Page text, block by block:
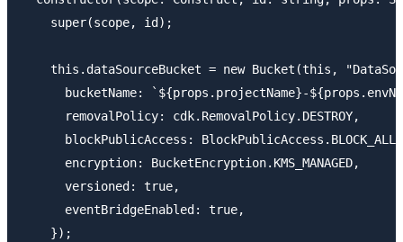
    super(scope, id);
this.dataSourceBucket = new Bucket(this,
bucketName: `${props.projectName}-
      removalPolicy: cdk.RemovalPolicy.DESTROY,
      blockPublicAccess: BlockPublicAccess.BLOCK_ALL,
      encryption: BucketEncryption.KMS_MANAGED,
      versioned: true,
      eventBridgeEnabled: true,
    });